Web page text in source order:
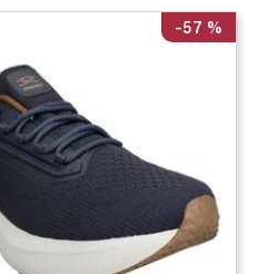
-57 %